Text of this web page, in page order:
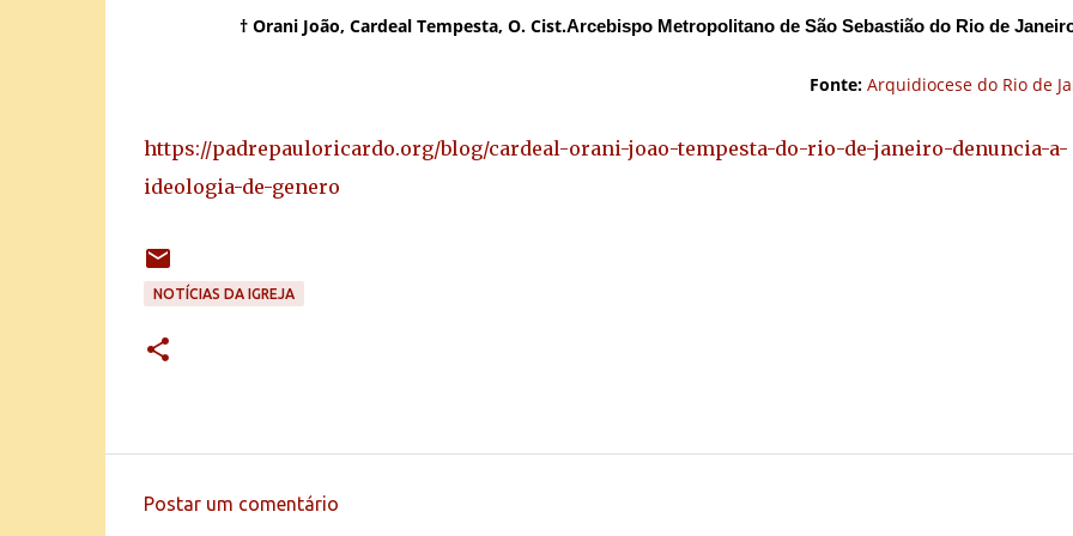
† Orani João, Cardeal Tempesta, O. Cist.Arcebispo Metropolitano de São Sebastião do Rio de
Fonte: Arquidiocese do Rio de
https://padrepauloricardo.org/blog/cardeal-orani-joao-tempesta-do-rio-de-janeiro-denuncia-a-
ideologia-de-genero
NOTÍCIAS DA IGREJA
Postar um comentário